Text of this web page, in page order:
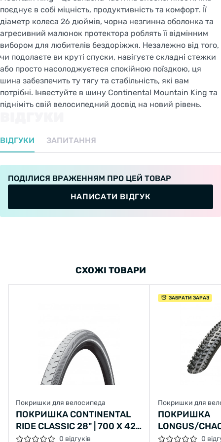
поєднує в собі міцність, продуктивність та комфорт. Її
діаметр колеса 26 дюймів, чорна незгинна оболонка та
агресивний малюнок протектора роблять її відмінним
вибором для любителів бездоріжжя. Незалежно від того,
чи подолаєте ви круті спуски, навігуєте складні стежки
або просто насолоджуєтеся спокійною поїздкою, ця
шина забезпечить ту тягу та стабільність, які вам
потрібні. Інвестуйте в шину Continental Mountain King та
підніміть свій велосипедний досвід на новий рівень.
ВІДГУКИ ЗАПИТАННЯ
ПОДІЛИСЯ ВРАЖЕННЯМ ПРО ЦЕЙ ТОВАР
НАПИСАТИ ВІДГУК
СХОЖІ ТОВАРИ
Покришки для велосипеда
ПОКРИШКА CONTINENTAL
RIDE CLASSIC 28" | 700 X 42C
(40C) | 28 X 1.60 СІРА, НЕ
0 відгуків
ЗАБРАТИ ЗАРАЗ
Покришки для
ПОКРИШКА
LONGUS/
LANE 26X2,10
0